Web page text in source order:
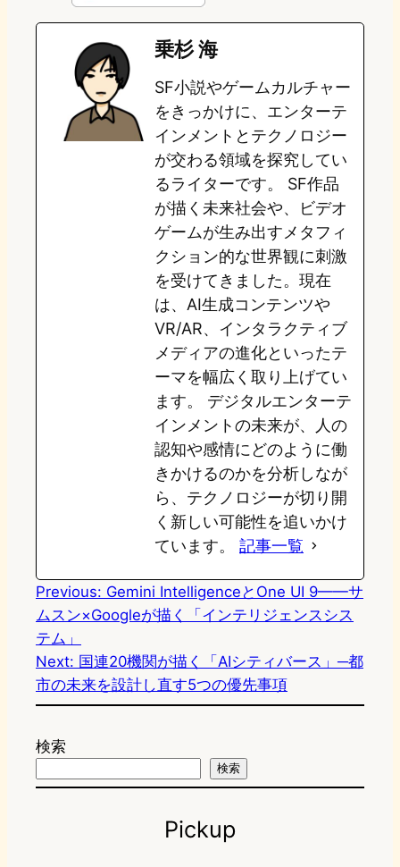
e
t
o
d
o
n
e
s
k
y
e
o
o
k
e
a
乗杉 海
SF小説やゲームカルチャー
をきっかけに、エンターテ
インメントとテクノロジー
が交わる領域を探究してい
るライターです。 SF作品
が描く未来社会や、ビデオ
ゲームが生み出すメタフィ
クション的な世界観に刺激
を受けてきました。現在
は、AI生成コンテンツや
VR/AR、インタラクティブ
メディアの進化といったテ
ーマを幅広く取り上げてい
ます。 デジタルエンターテ
インメントの未来が、人の
認知や感情にどのように働
きかけるのかを分析しなが
ら、テクノロジーが切り開
く新しい可能性を追いかけ
ています。 記事一覧
Previous: Gemini IntelligenceとOne UI 9——サ
ムスン×Googleが描く「インテリジェンスシス
テム」
Next: 国連20機関が描く「AIシティバース」─都
市の未来を設計し直す5つの優先事項
検索
検索
Pickup